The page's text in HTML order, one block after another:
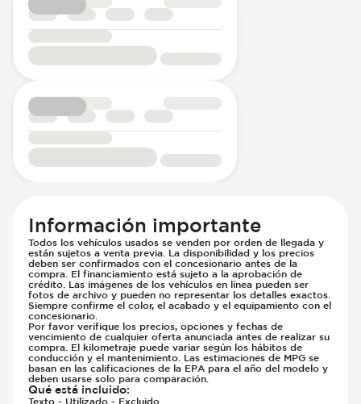
Información importante
Todos los vehículos usados se venden por orden de llegada y
están sujetos a venta previa. La disponibilidad y los precios
deben ser confirmados con el concesionario antes de la
compra. El financiamiento está sujeto a la aprobación de
crédito. Las imágenes de los vehículos en línea pueden ser
fotos de archivo y pueden no representar los detalles exactos.
Siempre confirme el color, el acabado y el equipamiento con el
concesionario.
Por favor verifique los precios, opciones y fechas de
vencimiento de cualquier oferta anunciada antes de realizar su
compra. El kilometraje puede variar según los hábitos de
conducción y el mantenimiento. Las estimaciones de MPG se
basan en las calificaciones de la EPA para el año del modelo y
deben usarse solo para comparación.
Qué está incluido:
Texto - Utilizado - Excluido